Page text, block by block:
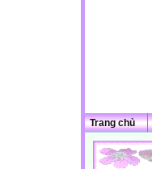
Trang chủ